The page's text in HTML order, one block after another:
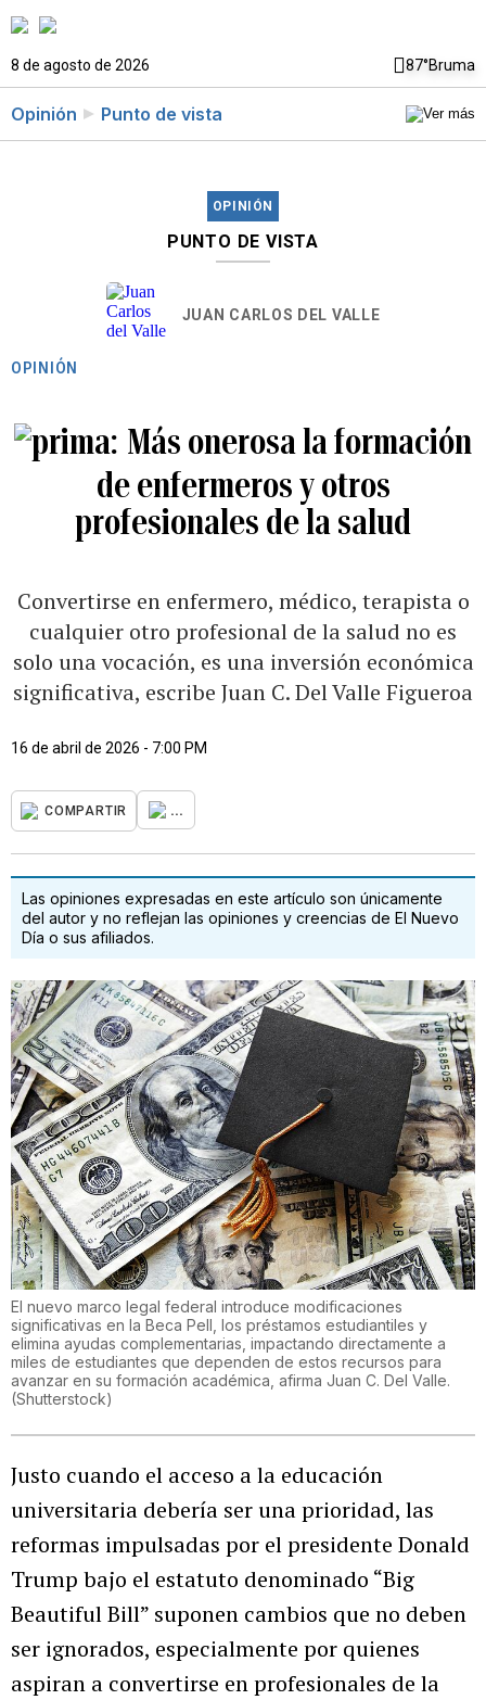
8 de agosto de 2026 87°Bruma
Opinión Punto de vista
OPINIÓN
PUNTO DE VISTA
JUAN CARLOS DEL VALLE
OPINIÓN
Más onerosa la formación
de enfermeros y otros
profesionales de la salud
Convertirse en enfermero, médico, terapista o
cualquier otro profesional de la salud no es
solo una vocación, es una inversión económica
significativa, escribe Juan C. Del Valle Figueroa
16 de abril de 2026 - 7:00 PM
COMPARTIR ...
Las opiniones expresadas en este artículo son únicamente
del autor y no reflejan las opiniones y creencias de El Nuevo
Día o sus afiliados.
El nuevo marco legal federal introduce modificaciones
significativas en la Beca Pell, los préstamos estudiantiles y
elimina ayudas complementarias, impactando directamente a
miles de estudiantes que dependen de estos recursos para
avanzar en su formación académica, afirma Juan C. Del Valle.
(Shutterstock)
Justo cuando el acceso a la educación
universitaria debería ser una prioridad, las
reformas impulsadas por el presidente Donald
Trump bajo el estatuto denominado “Big
Beautiful Bill” suponen cambios que no deben
ser ignorados, especialmente por quienes
aspiran a convertirse en profesionales de la